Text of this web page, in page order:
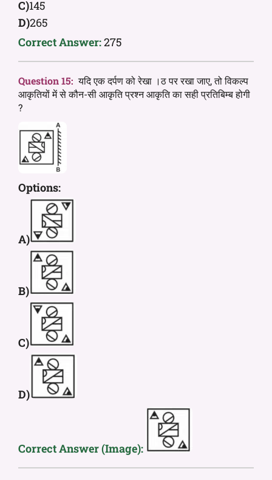
C)145
D)265
Correct Answer:275
Question 15: यदि एक दर्पण को रेखा ।ठ पर रखा जाए, तो विकल्प
आकृतियों में से कौन-सी आकृति प्रश्न आकृति का सही प्रतिबिम्ब होगी
?
Options:
A)
B)
C)
D)
Correct Answer (Image):